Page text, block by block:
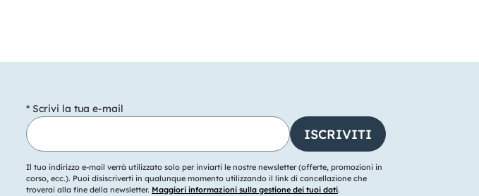
* Scrivi la tua e-mail
Il tuo indirizzo e-mail verrà utilizzato solo per inviarti le nostre newsletter (offerte, promozioni in
corso, ecc.). Puoi disiscriverti in qualunque momento utilizzando il link di cancellazione che
troverai alla fine della newsletter. Maggiori informazioni sulla gestione dei tuoi dati.